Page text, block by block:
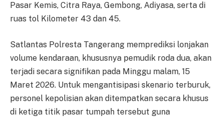
Pasar Kemis, Citra Raya, Gembong, Adiyasa, serta di
ruas tol Kilometer 43 dan 45.
Satlantas Polresta Tangerang memprediksi lonjakan
volume kendaraan, khususnya pemudik roda dua, akan
terjadi secara signifikan pada Minggu malam, 15
Maret 2026. Untuk mengantisipasi skenario terburuk,
personel kepolisian akan ditempatkan secara khusus
di ketiga titik pasar tumpah tersebut guna